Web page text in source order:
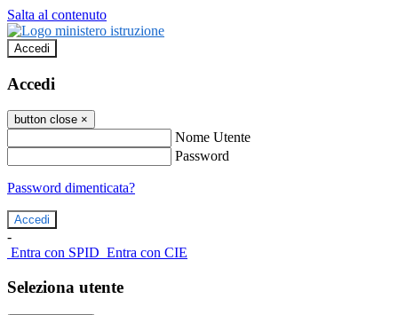
Salta al contenuto
Accedi
Accedi
button close ×
Nome Utente
Password
Password dimenticata?
-
Entra con SPID Entra con CIE
Seleziona utente